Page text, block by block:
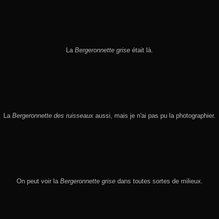
La Bergeronnette grise était là.
La Bergeronnette des ruisseaux aussi, mais je n'ai pas pu la photographier.
On peut voir la Bergeronnette grisedans toutes sortes de milieux.